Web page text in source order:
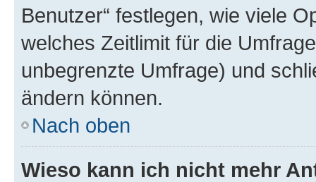
Benutzer“ festlegen, wie viele
welches Zeitlimit für die
unbegrenzte Umfrage) und
ändern können.
Nach oben
Wieso kann ich nicht mehr